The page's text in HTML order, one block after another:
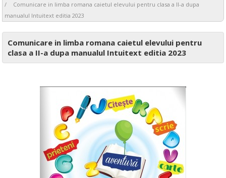
Comunicare in limba romana caietul elevului pentru clasa a II-a dupa
manualul Intuitext editia 2023
Comunicare in limba romana caietul elevului pentru
clasa a II-a dupa manualul Intuitext editia 2023